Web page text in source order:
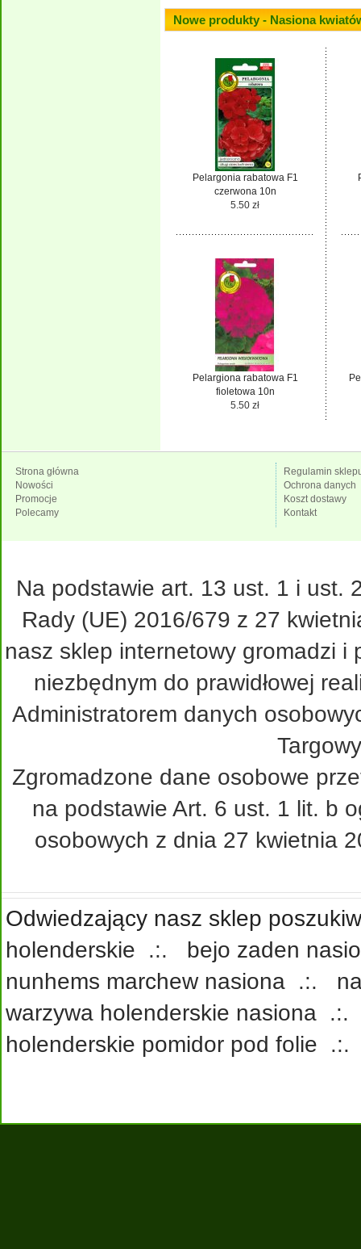
Nowe produkty - Nasiona
Pelargonia rabatowa F1
czerwona 10n
5.50 zł
Pelargiona rabatowa F1
fioletowa 10n
5.50 zł
Strona główna
Nowości
Promocje
Polecamy
Regulamin
Ochrona danych
Koszt dostawy
Kontakt
Na podstawie art. 13 ust. 1 i ust.
Rady (UE) 2016/679 z 27
nasz sklep internetowy gromadzi
niezbędnym do prawidłowej
Administratorem danych
Zgromadzone dane osobowe
na podstawie Art. 6 ust. 1 lit. b
osobowych z dnia 27 kwietnia
Odwiedzający nasz sklep
holenderskie .:. bejo zaden
nunhems marchew nasiona .:.
warzywa holenderskie nasiona
holenderskie pomidor pod folie